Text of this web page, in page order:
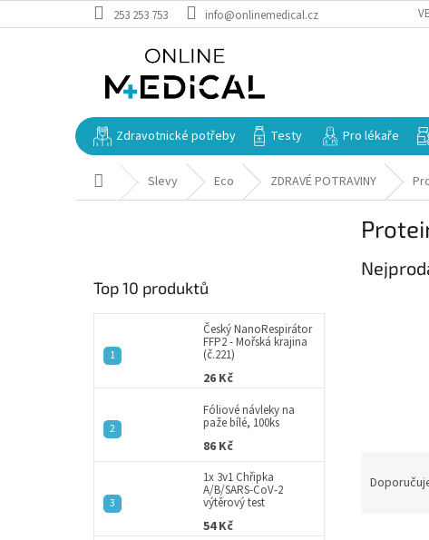
na
253 253 753 info@onlinemedical.cz
Zdravotnické potřeby Testy Pro lékaře
Domů Slevy Eco ZDRAVÉ POTRAVINY
Top 10 produktů
Český NanoRespirátor
FFP2 - Mořská krajina
(č.221)
26 Kč
Fóliové návleky na
paže bílé, 100ks
86 Kč
1x 3v1 Chřipka
A/B/SARS-CoV-2
výtěrový test
54 Kč